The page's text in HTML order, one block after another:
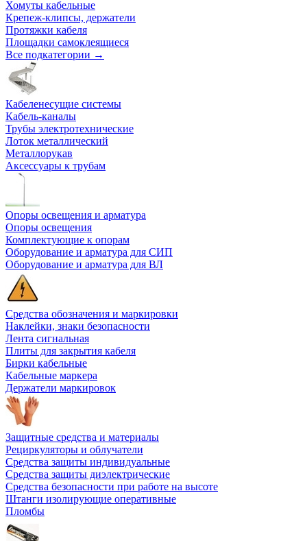
Хомуты кабельные
Крепеж-клипсы, держатели
Протяжки кабеля
Площадки самоклеящиеся
Все подкатегории →
Кабеленесущие системы
Кабель-каналы
Трубы электротехнические
Лоток металлический
Металлорукав
Аксессуары к трубам
Опоры освещения и арматура
Опоры освещения
Комплектующие к опорам
Оборудование и арматура для СИП
Оборудование и арматура для ВЛ
Средства обозначения и маркировки
Наклейки, знаки безопасности
Лента сигнальная
Плиты для закрытия кабеля
Бирки кабельные
Кабельные маркера
Держатели маркировок
Защитные средства и материалы
Рециркуляторы и облучатели
Средства защиты индивидуальные
Средства защиты диэлектрические
Средства безопасности при работе на высоте
Штанги изолирующие оперативные
Пломбы